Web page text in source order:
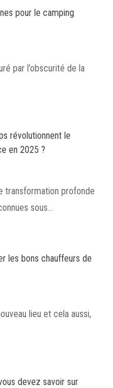
pour le camping
par l’obscurité de la
révolutionnent le
en 2025 ?
transformation profonde
sous…
les bons chauffeurs de
lieu et cela aussi,
devez savoir sur